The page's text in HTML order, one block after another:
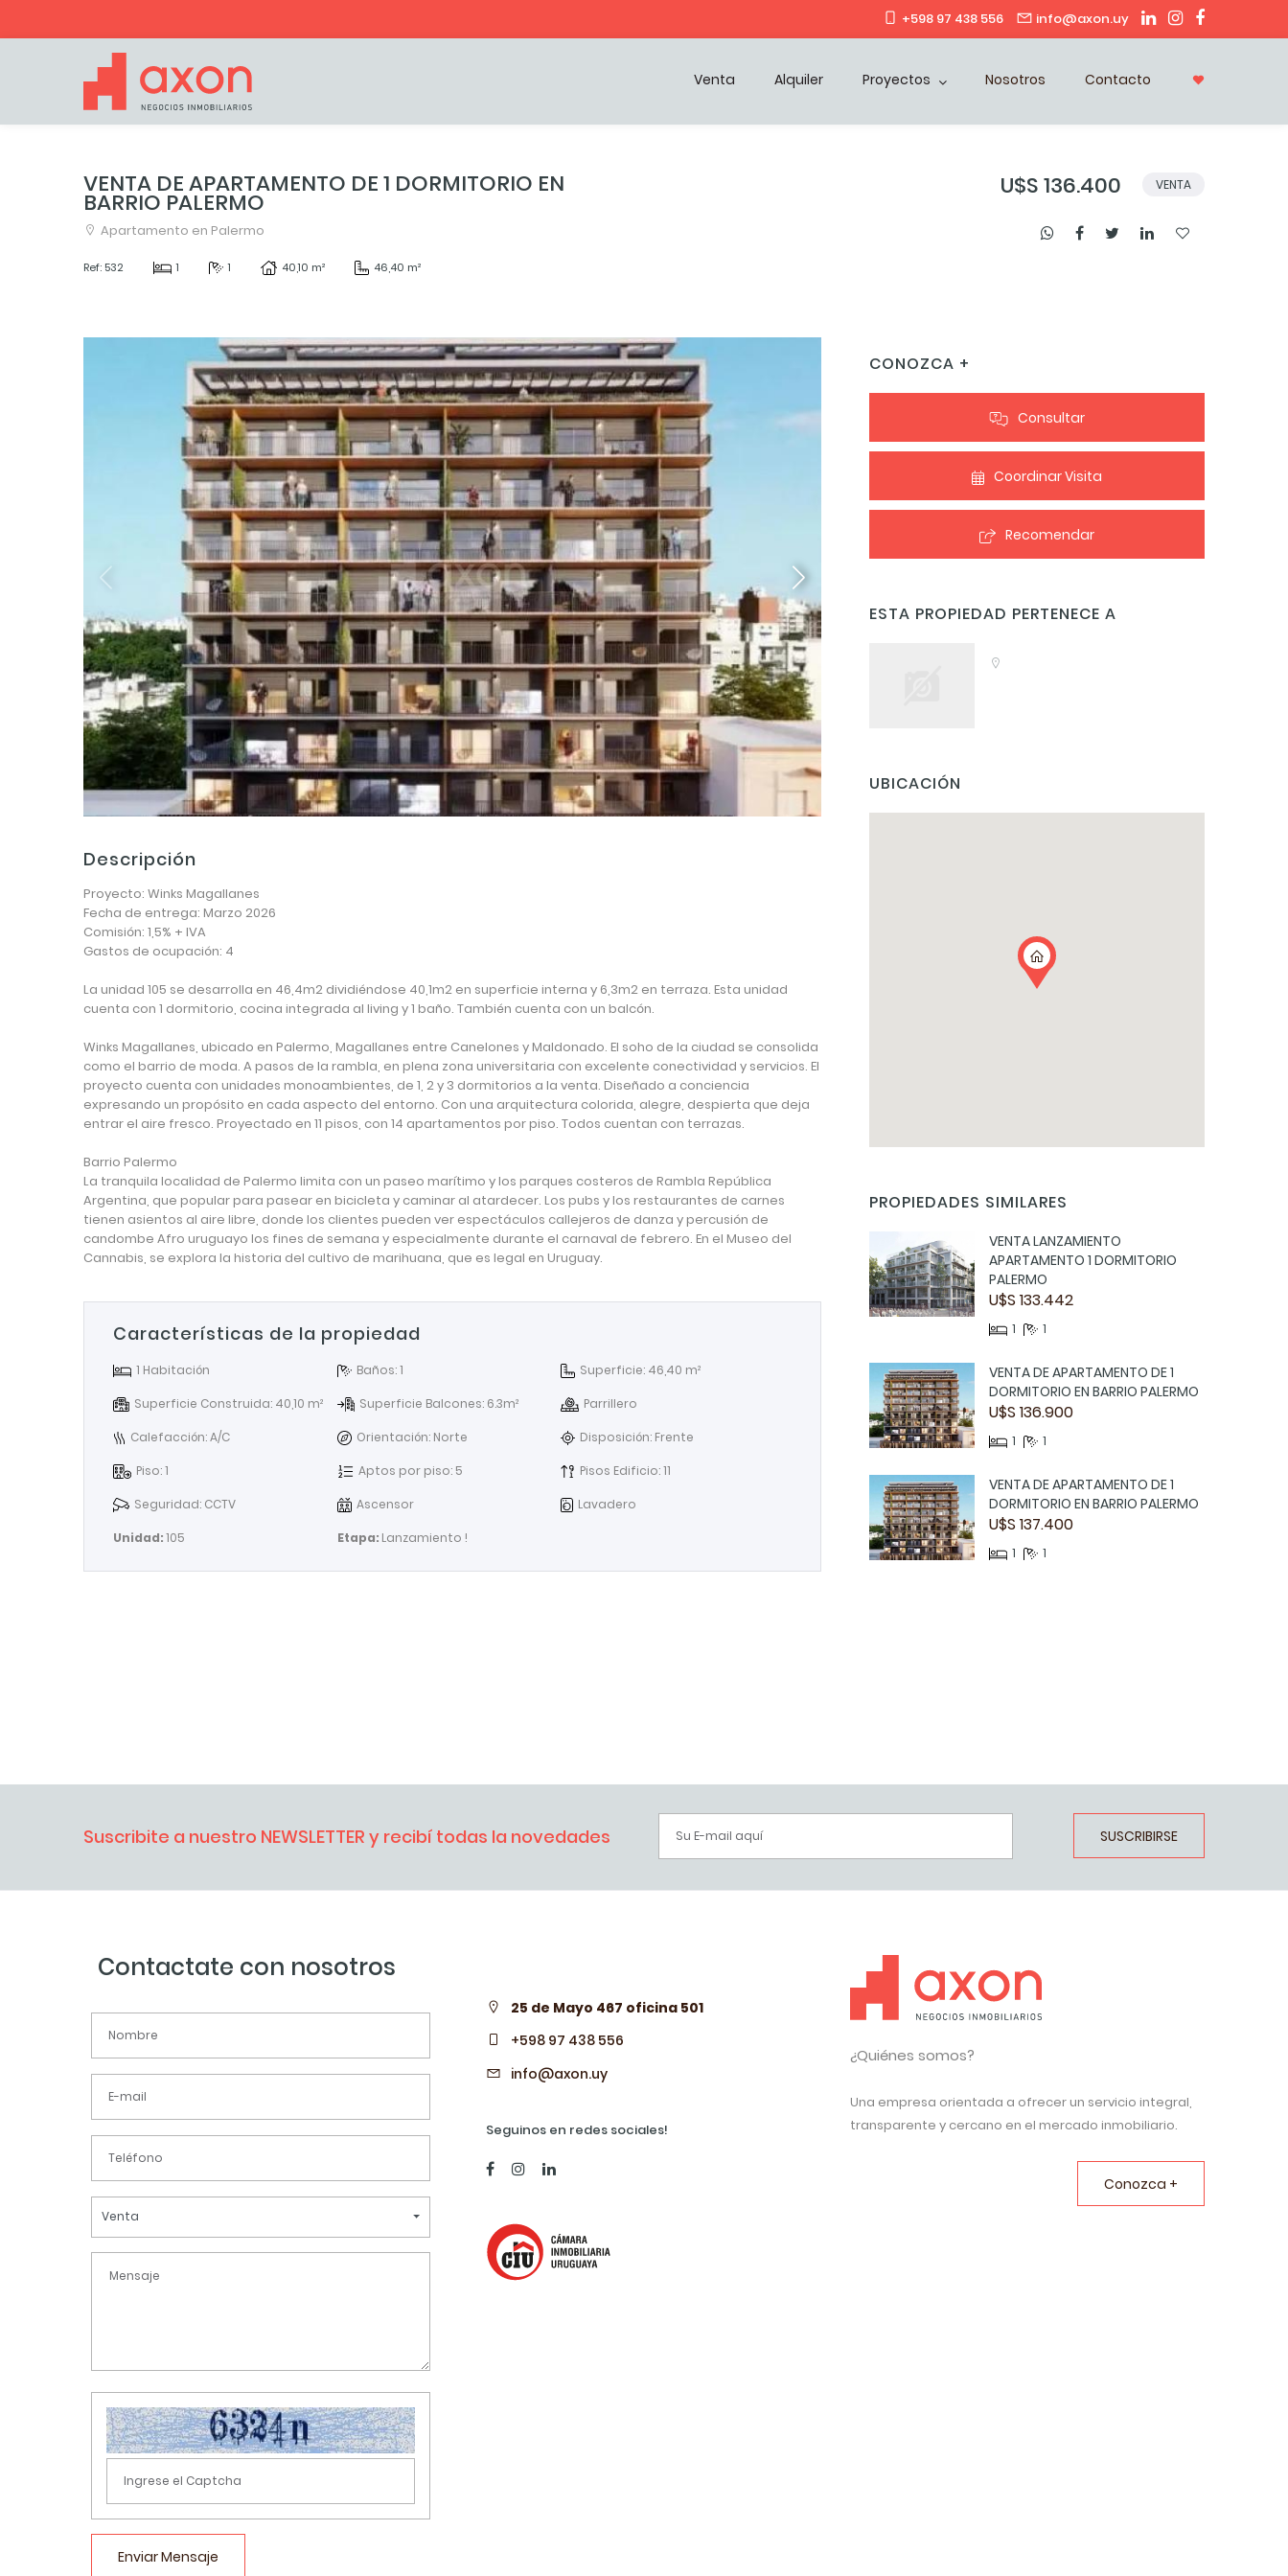
+598 97 438 556 info@axon.uy
Venta Alquiler Proyectos Nosotros Contacto
VENTA DE APARTAMENTO DE 1 DORMITORIO EN
BARRIO PALERMO
Apartamento en Palermo
Ref: 532 1 1 40,10 m² 46,40 m²
U$S 136.400 VENTA
Descripción
Proyecto: Winks Magallanes
Fecha de entrega: Marzo 2026
Comisión: 1,5% + IVA
Gastos de ocupación: 4
La unidad 105 se desarrolla en 46,4m2 dividiéndose 40,1m2 en superficie interna y 6,3m2 en terraza. Esta unidad
cuenta con 1 dormitorio, cocina integrada al living y 1 baño. También cuenta con un balcón.
Winks Magallanes, ubicado en Palermo, Magallanes entre Canelones y Maldonado. El soho de la ciudad se consolida
como el barrio de moda. A pasos de la rambla, en plena zona universitaria con excelente conectividad y servicios. El
proyecto cuenta con unidades monoambientes, de 1, 2 y 3 dormitorios a la venta. Diseñado a conciencia
expresando un propósito en cada aspecto del entorno. Con una arquitectura colorida, alegre, despierta que deja
entrar el aire fresco. Proyectado en 11 pisos, con 14 apartamentos por piso. Todos cuentan con terrazas.
Barrio Palermo
La tranquila localidad de Palermo limita con un paseo marítimo y los parques costeros de Rambla República
Argentina, que popular para pasear en bicicleta y caminar al atardecer. Los pubs y los restaurantes de carnes
tienen asientos al aire libre, donde los clientes pueden ver espectáculos callejeros de danza y percusión de
candombe Afro uruguayo los fines de semana y especialmente durante el carnaval de febrero. En el Museo del
Cannabis, se explora la historia del cultivo de marihuana, que es legal en Uruguay.
Características de la propiedad
1 Habitación Baños: 1 Superficie: 46,40 m²
Superficie Construida: 40,10 m² Superficie Balcones: 6.3m² Parrillero
Calefacción: A/C Orientación: Norte Disposición: Frente
Piso: 1 Aptos por piso: 5 Pisos Edificio: 11
Seguridad: CCTV Ascensor Lavadero
Unidad:105 Etapa: Lanzamiento !
CONOZCA +
Consultar
Coordinar Visita
Recomendar
ESTA PROPIEDAD PERTENECE A
UBICACIÓN
PROPIEDADES SIMILARES
VENTA LANZAMIENTO
APARTAMENTO 1 DORMITORIO
PALERMO
U$S 133.442
1 1
VENTA DE APARTAMENTO DE 1
DORMITORIO EN BARRIO PALERMO
U$S 136.900
1 1
VENTA DE APARTAMENTO DE 1
DORMITORIO EN BARRIO PALERMO
U$S 137.400
1 1
Suscribite a nuestro NEWSLETTER y recibí todas la novedades SUSCRIBIRSE
Contactate con nosotros
Venta
Enviar Mensaje
25 de Mayo 467 oficina 501
+598 97 438 556
info@axon.uy
Seguinos en redes sociales!
¿Quiénes somos?
Una empresa orientada a ofrecer un servicio integral,
transparente y cercano en el mercado inmobiliario.
Conozca +